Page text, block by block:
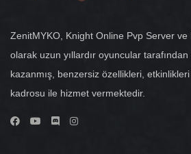
ZenitMYKO, Knight Online Pvp Server
olarak uzun yıllardır oyuncular
kazanmış, benzersiz özellikleri,
kadrosu ile hizmet vermektedir.